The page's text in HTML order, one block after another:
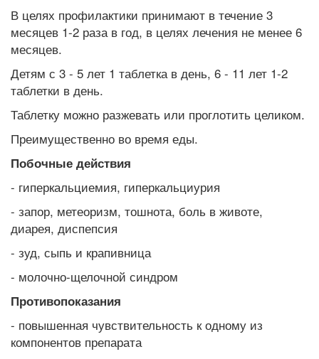
В целях профилактики принимают в течение 3
месяцев 1-2 раза в год, в целях лечения не менее 6
месяцев.
Детям с 3 - 5 лет 1 таблетка в день, 6 - 11 лет 1-2
таблетки в день.
Таблетку можно разжевать или проглотить целиком.
Преимущественно во время еды.
Побочные действия
- гиперкальциемия, гиперкальциурия
- запор, метеоризм, тошнота, боль в животе,
диарея, диспепсия
- зуд, сыпь и крапивница
- молочно-щелочной синдром
Противопоказания
- повышенная чувствительность к одному из
компонентов препарата